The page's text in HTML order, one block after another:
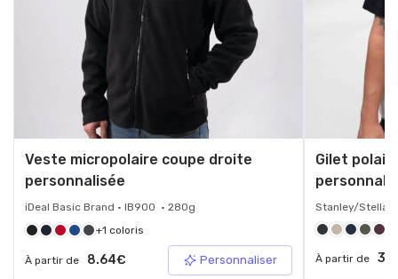
Veste micropolaire coupe droite
personnalisée
iDeal Basic Brand • IB900 • 280g
+1 coloris
À partir de 8.64€ Personnaliser
Gilet
Stanley/Stella
À partir de